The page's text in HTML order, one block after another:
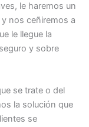
le haremos un
nos ceñiremos a
le llegue la
y sobre
se trate o del
la solución que
se